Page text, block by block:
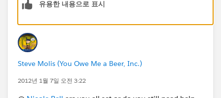
seshagiri
유용한 내용으로 표시
Steve Molis (You Owe Me a Beer, Inc.)
2012년 1월 7일 오전 3:22